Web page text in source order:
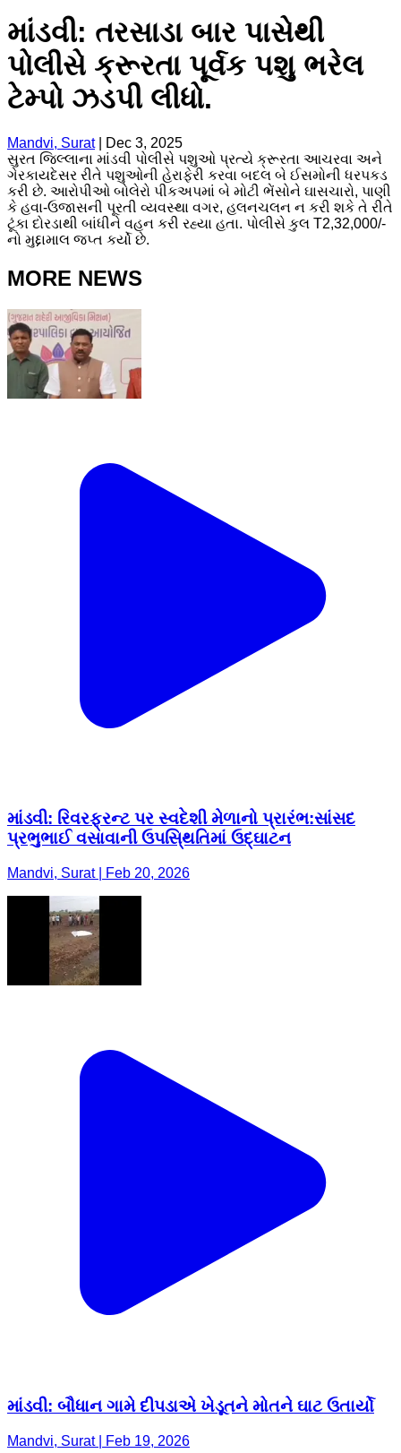
માંડવી: તરસાડા બાર પાસેથી
પોલીસે ક્રૂરતા પૂર્વક પશુ ભરેલ
ટેમ્પો ઝડપી લીધો.
Mandvi, Surat|
Dec 3, 2025
સુરત જિલ્લાના માંડવી પોલીસે પશુઓ પ્રત્યે ક્રૂરતા આચરવા અને
ગેરકાયદેસર રીતે પશુઓની હેરાફેરી કરવા બદલ બે ઈસમોની ધરપકડ
કરી છે. આરોપીઓ બોલેરો પીકઅપમાં બે મોટી ભેંસોને ઘાસચારો, પાણી
કે હવા-ઉજાસની પૂરતી વ્યવસ્થા વગર, હલનચલન ન કરી શકે તે રીતે
ટૂંકા દોરડાથી બાંધીને વહન કરી રહ્યા હતા. પોલીસે કુલ T2,32,000/-
નો મુદ્દામાલ જપ્ત કર્યો છે.
MORE NEWS
માંડવી: રિવરફ્રન્ટ પર સ્વદેશી મેળાનો પ્રારંભ:સાંસદ
પ્રભુભાઈ વસાવાની ઉપસિ્થતિમાં ઉદ્ઘાટન
Mandvi, Surat | Feb 20, 2026
માંડવી: બૌધાન ગામે દીપડાએ ખેડૂતને મોતને ઘાટ ઉતાર્યો
Mandvi, Surat | Feb 19, 2026